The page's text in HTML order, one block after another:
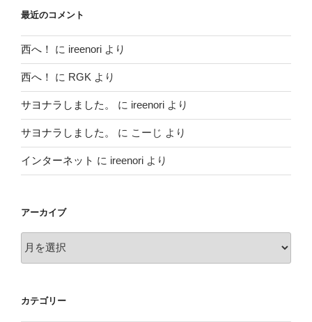
最近のコメント
西へ！ に ireenori より
西へ！ に RGK より
サヨナラしました。 に ireenori より
サヨナラしました。 に こーじ より
インターネット に ireenori より
アーカイブ
ア
ブ
カテゴリー